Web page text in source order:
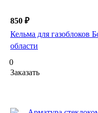
850 ₽
Кельма для газоблоков
области
0
Заказать